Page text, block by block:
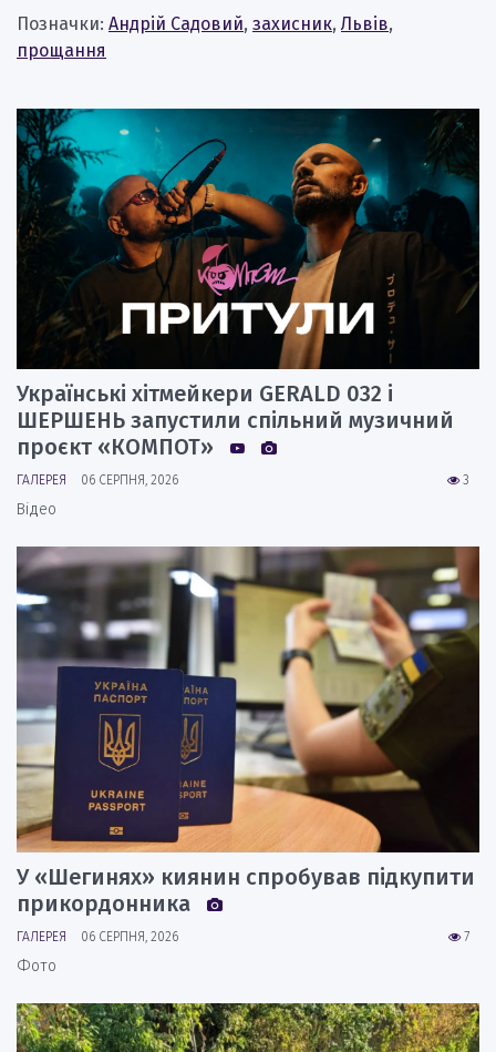
Позначки: Андрій Садовий, захисник, Львів,
прощання
Українські хітмейкери GERALD 032 і
ШЕРШЕНЬ запустили спільний музичний
проєкт «КОМПОТ»
3
ГАЛЕРЕЯ 06 СЕРПНЯ, 2026
Відео
У «Шегинях» киянин спробував підкупити
прикордонника
7
ГАЛЕРЕЯ 06 СЕРПНЯ, 2026
Фото